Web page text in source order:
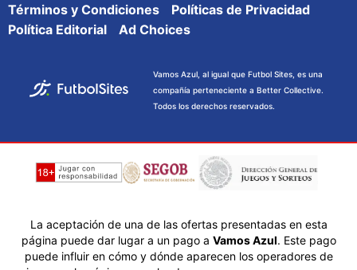
Términos y Condiciones
Políticas de Privacidad
Política Editorial
Ad Choices
Vamos Azul, al igual que Futbol Sites, es una
compañía perteneciente a Better Collective.
Todos los derechos reservados.
La aceptación de una de las ofertas presentadas en esta
página puede dar lugar a un pago a Vamos Azul. Este pago
puede influir en cómo y dónde aparecen los operadores de